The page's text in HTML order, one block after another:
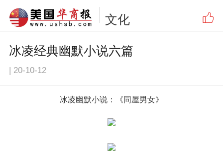
文化
冰凌经典幽默小说六篇
| 20-10-12
冰凌幽默小说：《同屋男女》